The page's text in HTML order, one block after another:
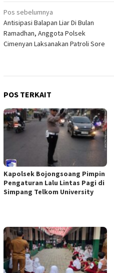
Navigasi
pos
Pos sebelumnya
Antisipasi Balapan Liar Di Bulan
Ramadhan, Anggota Polsek
Cimenyan Laksanakan Patroli Sore
POS TERKAIT
Kapolsek Bojongsoang Pimpin
Pengaturan Lalu Lintas Pagi di
Simpang Telkom University